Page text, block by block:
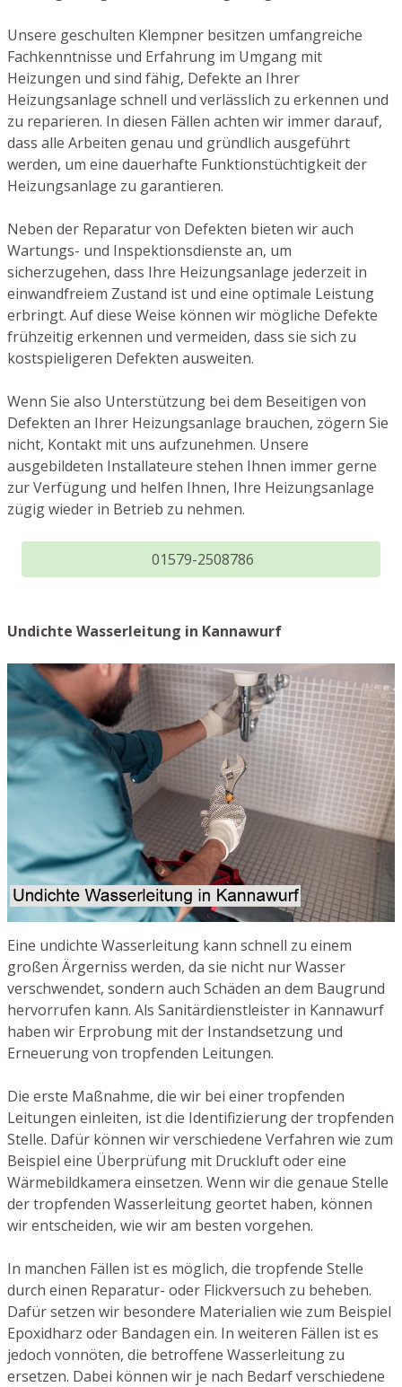
Unsere geschulten Klempner besitzen umfangreiche
Fachkenntnisse und Erfahrung im Umgang mit
Heizungen und sind fähig, Defekte an Ihrer
Heizungsanlage schnell und verlässlich zu erkennen und
zu reparieren. In diesen Fällen achten wir immer darauf,
dass alle Arbeiten genau und gründlich ausgeführt
werden, um eine dauerhafte Funktionstüchtigkeit der
Heizungsanlage zu garantieren.
Neben der Reparatur von Defekten bieten wir auch
Wartungs- und Inspektionsdienste an, um
sicherzugehen, dass Ihre Heizungsanlage jederzeit in
einwandfreiem Zustand ist und eine optimale Leistung
erbringt. Auf diese Weise können wir mögliche Defekte
frühzeitig erkennen und vermeiden, dass sie sich zu
kostspieligeren Defekten ausweiten.
Wenn Sie also Unterstützung bei dem Beseitigen von
Defekten an Ihrer Heizungsanlage brauchen, zögern Sie
nicht, Kontakt mit uns aufzunehmen. Unsere
ausgebildeten Installateure stehen Ihnen immer gerne
zur Verfügung und helfen Ihnen, Ihre Heizungsanlage
zügig wieder in Betrieb zu nehmen.
01579-2508786
Undichte Wasserleitung in Kannawurf
Eine undichte Wasserleitung kann schnell zu einem
großen Ärgerniss werden, da sie nicht nur Wasser
verschwendet, sondern auch Schäden an dem Baugrund
hervorrufen kann. Als Sanitärdienstleister in Kannawurf
haben wir Erprobung mit der Instandsetzung und
Erneuerung von tropfenden Leitungen.
Die erste Maßnahme, die wir bei einer tropfenden
Leitungen einleiten, ist die Identifizierung der tropfenden
Stelle. Dafür können wir verschiedene Verfahren wie zum
Beispiel eine Überprüfung mit Druckluft oder eine
Wärmebildkamera einsetzen. Wenn wir die genaue Stelle
der tropfenden Wasserleitung geortet haben, können
wir entscheiden, wie wir am besten vorgehen.
In manchen Fällen ist es möglich, die tropfende Stelle
durch einen Reparatur- oder Flickversuch zu beheben.
Dafür setzen wir besondere Materialien wie zum Beispiel
Epoxidharz oder Bandagen ein. In weiteren Fällen ist es
jedoch vonnöten, die betroffene Wasserleitung zu
ersetzen. Dabei können wir je nach Bedarf verschiedene